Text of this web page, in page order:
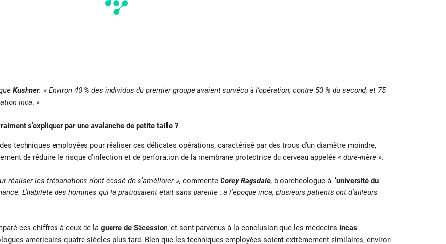
Kushner. « Environ 40 % des individus du premier groupe avaient survécu à l’opération, contre 53 % du second, et 75
inca. »
s’expliquer par une avalanche de petite taille ?
techniques employées pour réaliser ces délicates opérations, caractérisé par des trous d’un diamètre moindre,
de réduire le risque d’infection et de perforation de la membrane protectrice du cerveau appelée « dure-mère».
réaliser les trépanations n’ont cessé de s’améliorer », commente Corey Ragsdale, bioarchéologue à l’université du
L’habileté des hommes qui la pratiquaient était sans pareille : à l’époque inca, plusieurs patients ont d’ailleurs
ces chiffres à ceux de la guerre de Sécession, et sont parvenus à la conclusion que les médecins incas
américains quatre siècles plus tard. Bien que les techniques employées soient extrêmement similaires, environ